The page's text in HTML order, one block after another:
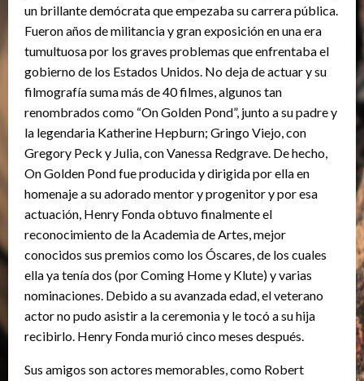
un brillante demócrata que empezaba su carrera pública.
Fueron años de militancia y gran exposición en una era
tumultuosa por los graves problemas que enfrentaba el
gobierno de los Estados Unidos. No deja de actuar y su
filmografía suma más de 40 filmes, algunos tan
renombrados como “On Golden Pond”, junto a su padre y
la legendaria Katherine Hepburn; Gringo Viejo, con
Gregory Peck y Julia, con Vanessa Redgrave. De hecho,
On Golden Pond fue producida y dirigida por ella en
homenaje a su adorado mentor y progenitor y por esa
actuación, Henry Fonda obtuvo finalmente el
reconocimiento de la Academia de Artes, mejor
conocidos sus premios como los Óscares, de los cuales
ella ya tenía dos (por Coming Home y Klute) y varias
nominaciones. Debido a su avanzada edad, el veterano
actor no pudo asistir a la ceremonia y le tocó a su hija
recibirlo. Henry Fonda murió cinco meses después.
Sus amigos son actores memorables, como Robert